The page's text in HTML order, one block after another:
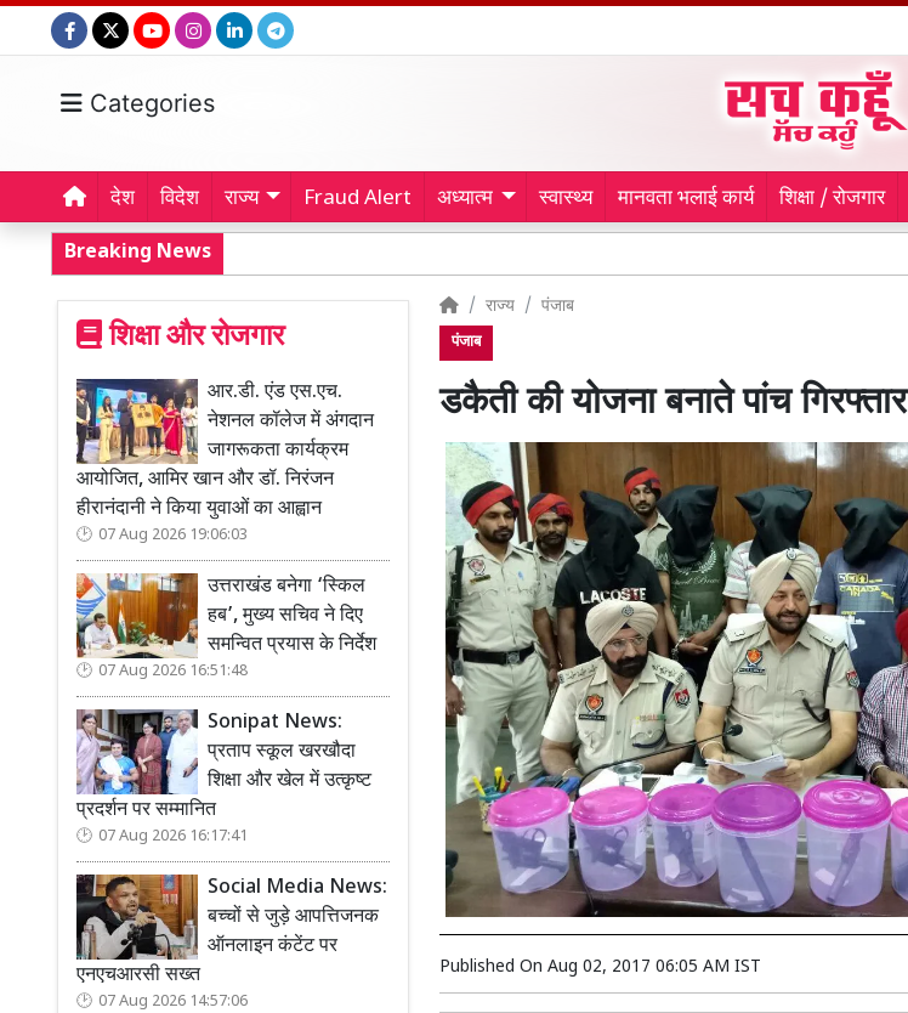
Categories
देश विदेश राज्य Fraud Alert अध्यात्म स्वास्थ्य मानवता भलाई कार्य शिक्षा / रोजगार
Breaking News
शिक्षा और रोजगार
आर.डी. एंड एस.एच.
नेशनल कॉलेज में अंगदान
जागरूकता कार्यक्रम
आयोजित, आमिर खान और डॉ. निरंजन
हीरानंदानी ने किया युवाओं का आह्वान
07 Aug 2026 19:06:03
उत्तराखंड बनेगा ‘स्किल
हब’, मुख्य सचिव ने दिए
समन्वित प्रयास के निर्देश
07 Aug 2026 16:51:48
Sonipat News:
प्रताप स्कूल खरखौदा
शिक्षा और खेल में उत्कृष्ट
प्रदर्शन पर सम्मानित
07 Aug 2026 16:17:41
Social Media News:
बच्चों से जुड़े आपत्तिजनक
ऑनलाइन कंटेंट पर
एनएचआरसी सख्त
07 Aug 2026 14:57:06
राज्य पंजाब
पंजाब
डकैती की योजना बनाते पांच गिरफ्तार
Published On Aug 02, 2017 06:05 AM IST